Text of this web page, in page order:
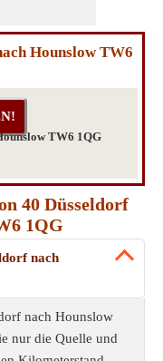
Hounslow TW6
TW6 1QG
40 Düsseldorf
1QG
nach
nach Hounslow
nur die Quelle und